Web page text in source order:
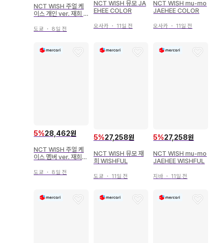
NCT WISH 주얼 케
이스 개인 ver. 재희 p
도쿄 ・ 8일 전
NCT WISH 뮤모 JA
EHEE COLOR
오사카・ 11일 전
NCT WISH mu-mo
JAEHEE COLOR
오사카 ・ 11일 전
5%28,462원
NCT WISH 주얼 케
이스 멤버 ver. 재희
도쿄 ・ 8일 전
5%27,258원
NCT WISH 뮤모 재
희 WISHFUL
도쿄 ・ 11일 전
5%27,258원
NCT WISH mu-mo
JAEHEE WISHFUL
지바 ・ 11일 전